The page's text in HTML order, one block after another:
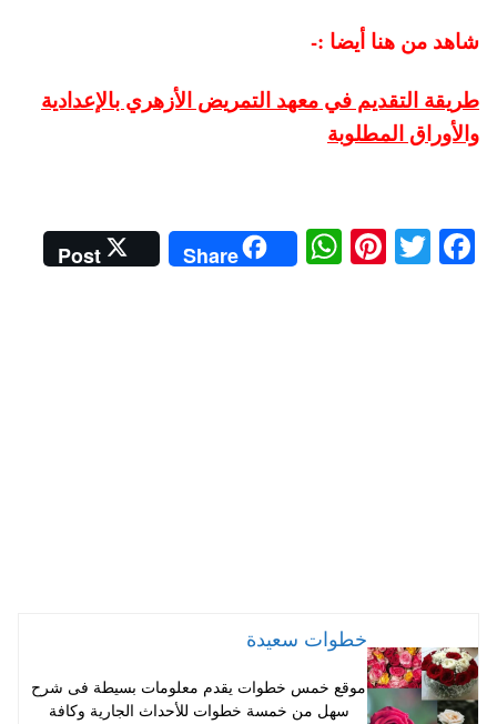
شاهد من هنا أيضا :-
طريقة التقديم في معهد التمريض الأزهري بالإعدادية
والأوراق المطلوبة
Fa
T
Pi
W
ha
Share
Post
خطوات سعيدة
موقع خمس خطوات يقدم معلومات بسيطة فى شرح
سهل من خمسة خطوات للأحداث الجارية وكافة